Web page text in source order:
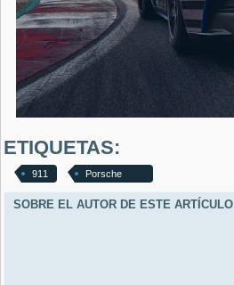
ETIQUETAS:
911 Porsche
SOBRE EL AUTOR DE ESTE ARTÍCULO